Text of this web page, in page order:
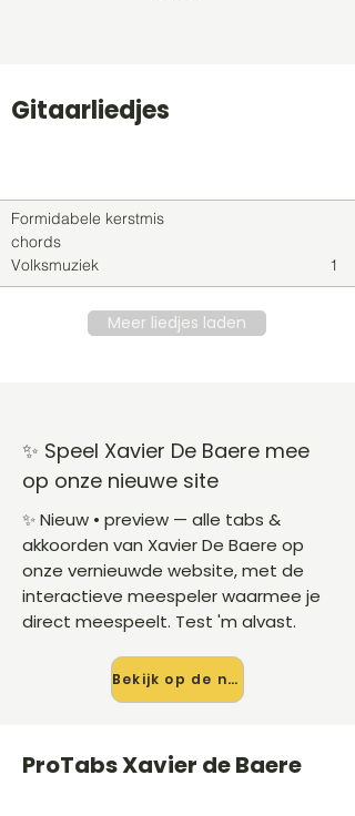
Gitaarliedjes
Formidabele kerstmis
chords
Volksmuziek
1
Meer liedjes laden
✨ Speel Xavier De Baere mee
op onze nieuwe site
✨ Nieuw • preview — alle tabs &
akkoorden van Xavier De Baere op
onze vernieuwde website, met de
interactieve meespeler waarmee je
direct meespeelt. Test 'm alvast.
Bekijk op de nieuwe site →
ProTabs Xavier de Baere